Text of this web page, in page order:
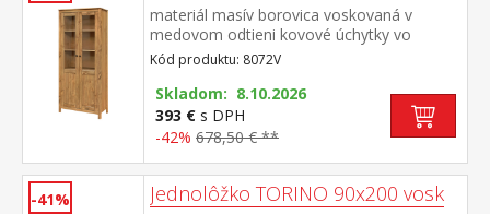
materiál masív borovica voskovaná v
medovom odtieni kovové úchytky vo
farebnom prevedení černená mosadz dvoje
čiastočne presklené dvere, štyri police
Kód produktu: 8072V
Skladom: 8.10.2026
393 € s DPH
-42% 678,50 € **
-41% Jednolôžko TORINO 90x200 vosk